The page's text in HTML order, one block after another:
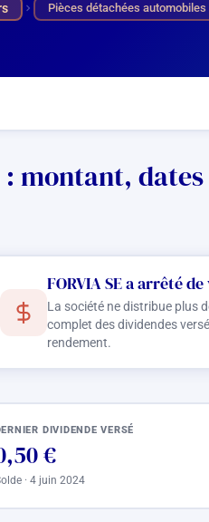
Pièces détachées automobiles
: montant,
FORVIA SE a arrêté
La société ne distribue plus
complet des dividendes
rendement.
DIVIDENDE VERSÉ
€
· 4 juin 2024